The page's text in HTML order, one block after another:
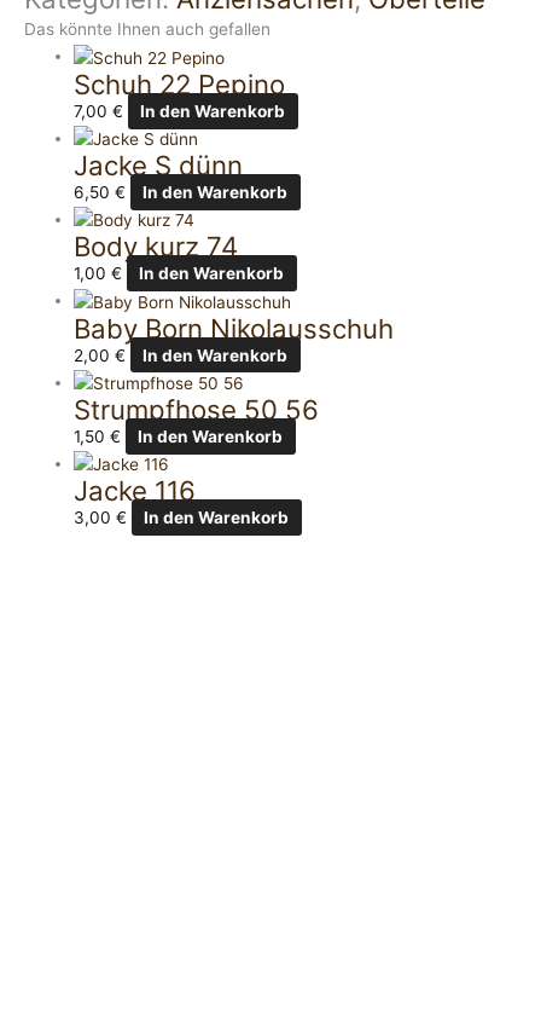
Das könnte Ihnen auch gefallen
Schuh 22 Pepino
7,00€ In den Warenkorb
Jacke S dünn
6,50€ In den Warenkorb
Body kurz 74
1,00€ In den Warenkorb
Baby Born Nikolausschuh
2,00€ In den Warenkorb
Strumpfhose 50 56
1,50€ In den Warenkorb
Jacke 116
3,00€ In den Warenkorb